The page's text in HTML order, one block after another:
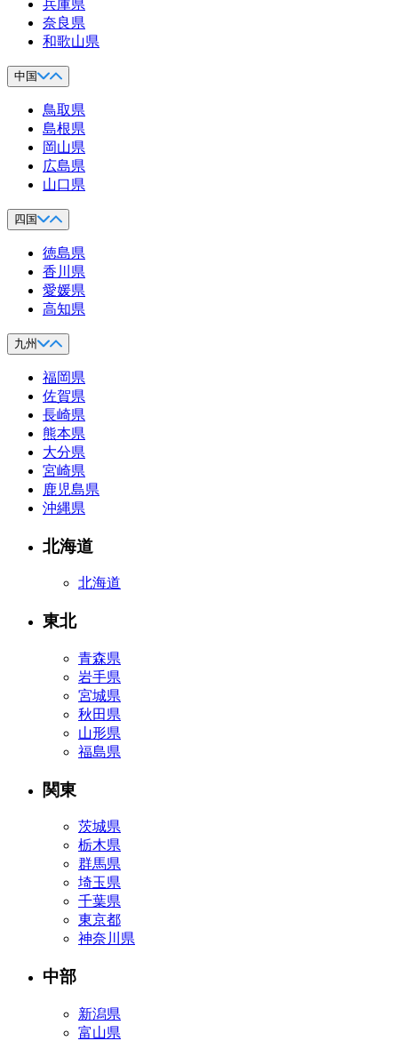
兵庫県
奈良県
和歌山県
中国
鳥取県
島根県
岡山県
広島県
山口県
四国
徳島県
香川県
愛媛県
高知県
九州
福岡県
佐賀県
長崎県
熊本県
大分県
宮崎県
鹿児島県
沖縄県
北海道
北海道
東北
青森県
岩手県
宮城県
秋田県
山形県
福島県
関東
茨城県
栃木県
群馬県
埼玉県
千葉県
東京都
神奈川県
中部
新潟県
富山県